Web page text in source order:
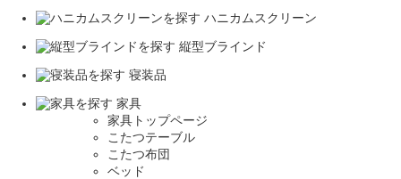
ハニカムスクリーン
縦型ブラインド
寝装品
家具
家具トップページ
こたつテーブル
こたつ布団
ベッド